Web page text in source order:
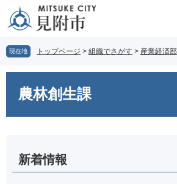
の
先
頭
ー
を
飛
現在地 トップページ > 組織でさがす > 産業経済部
農林創生課
新着情報